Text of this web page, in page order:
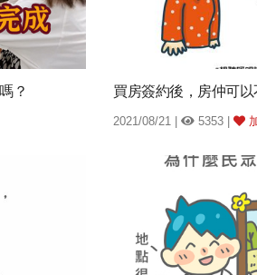
？ 買房簽約後，房仲可
2021/08/21 | 5353 |